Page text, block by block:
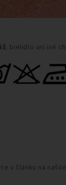
, bielidlo ani iné
v článku na